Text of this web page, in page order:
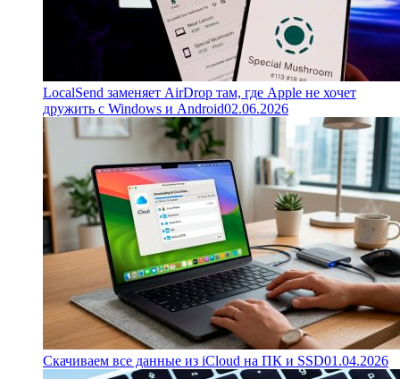
LocalSend заменяет AirDrop там, где Apple не хочет
дружить с Windows и Android02.06.2026
Скачиваем все данные из iCloud на ПК и SSD01.04.2026